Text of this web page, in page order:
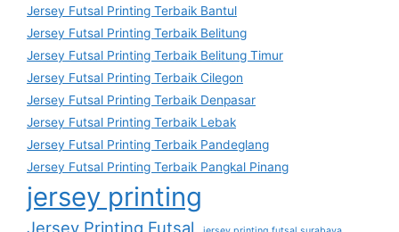
Jersey Futsal Printing Terbaik Bantul
Jersey Futsal Printing Terbaik Belitung
Jersey Futsal Printing Terbaik Belitung Timur
Jersey Futsal Printing Terbaik Cilegon
Jersey Futsal Printing Terbaik Denpasar
Jersey Futsal Printing Terbaik Lebak
Jersey Futsal Printing Terbaik Pandeglang
Jersey Futsal Printing Terbaik Pangkal Pinang
jersey printing
Jersey Printing Futsal